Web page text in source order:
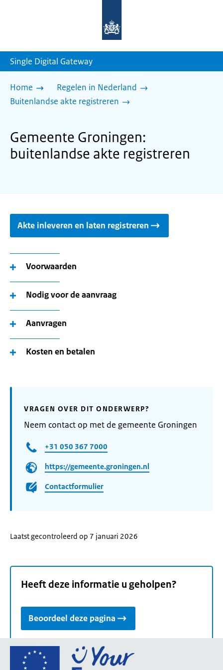
homepage
Single Digital Gateway
Home
Regelen in Nederland
Buitenlandse akte registreren
Gemeente Groningen:
buitenlandse akte registreren
Akte inleveren en laten registreren
Voorwaarden
Nodig voor de aanvraag
Aanvragen
Kosten en betalen
VRAGEN OVER DIT ONDERWERP?
Neem contact op met de gemeente Groningen
+31 050 367 7000
https://gemeente.groningen.nl
Contactformulier
Laatst gecontroleerd op 7 januari 2026
Heeft deze informatie u geholpen?
Beoordeel deze pagina
Ga